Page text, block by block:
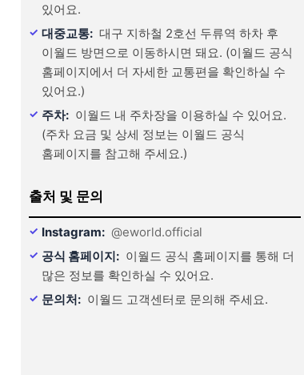
있어요.
대중교통: 대구 지하철 2호선 두류역 하차 후
이월드 방면으로 이동하시면 돼요. (이월드 공식
홈페이지에서 더 자세한 교통편을 확인하실 수
있어요.)
주차: 이월드 내 주차장을 이용하실 수 있어요.
(주차 요금 및 상세 정보는 이월드 공식
홈페이지를 참고해 주세요.)
출처 및 문의
Instagram: @eworld.official
공식 홈페이지: 이월드 공식 홈페이지를 통해 더
많은 정보를 확인하실 수 있어요.
문의처: 이월드 고객센터로 문의해 주세요.